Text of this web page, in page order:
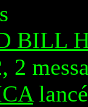
BILL
2